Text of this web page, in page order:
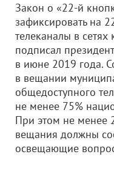
Закон о «22-й
зафиксировать на
телеканалы в
подписал
в июне 2019 года.
в вещании
общедоступного
не менее 75%
При этом не менее
вещания должны
освещающие